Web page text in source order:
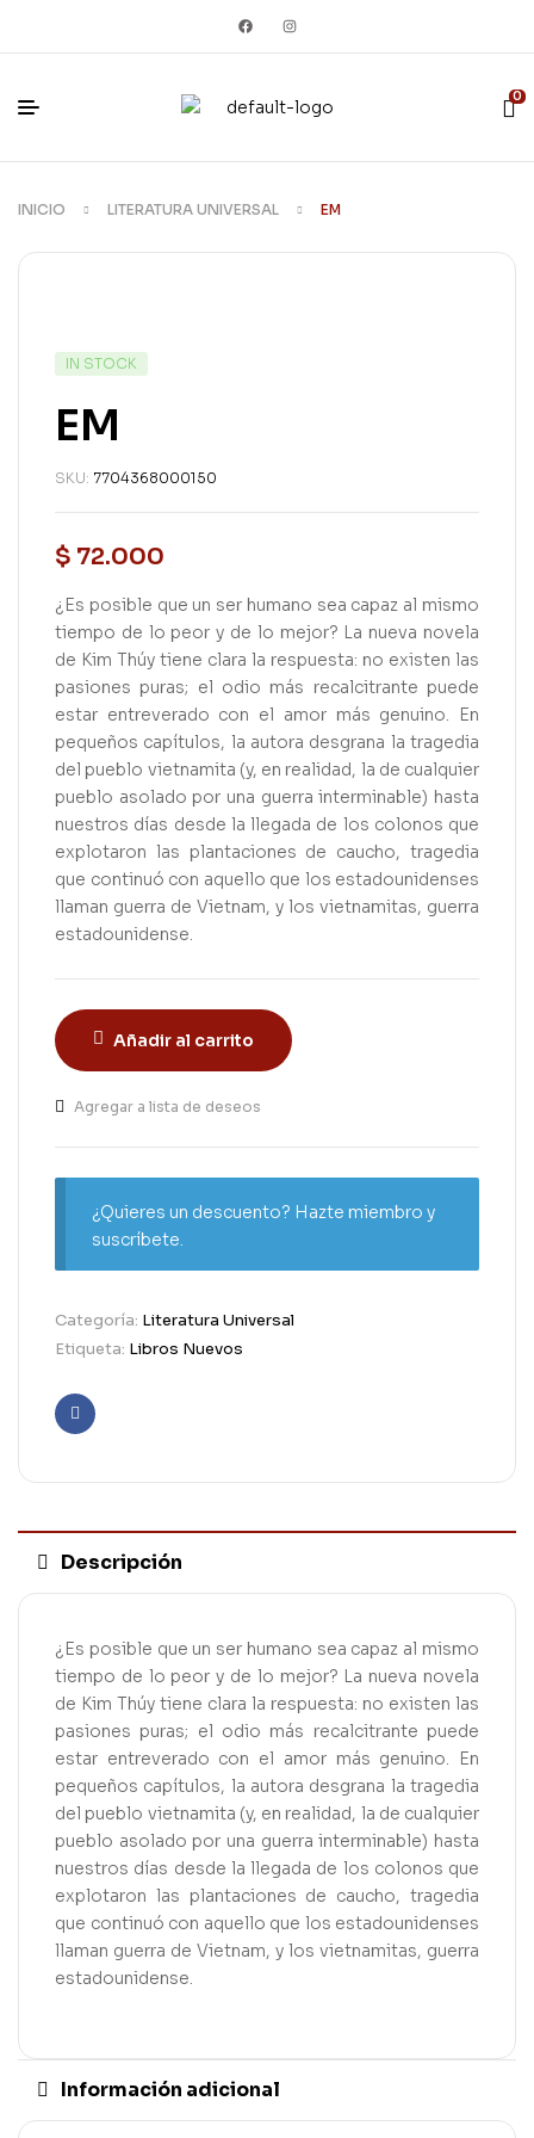
0
INICIO LITERATURA UNIVERSAL EM
IN STOCK
EM
SKU: 7704368000150
$ 72.000
¿Es posible que un ser humano sea capaz al mismo
tiempo de lo peor y de lo mejor? La nueva novela
de Kim Thúy tiene clara la respuesta: no existen las
pasiones puras; el odio más recalcitrante puede
estar entreverado con el amor más genuino. En
pequeños capítulos, la autora desgrana la tragedia
del pueblo vietnamita (y, en realidad, la de cualquier
pueblo asolado por una guerra interminable) hasta
nuestros días desde la llegada de los colonos que
explotaron las plantaciones de caucho, tragedia
que continuó con aquello que los estadounidenses
llaman guerra de Vietnam, y los vietnamitas, guerra
estadounidense.
Añadir al carrito
Agregar a lista de deseos
¿Quieres un descuento? Hazte miembro y
suscríbete.
Categoría: Literatura Universal
Etiqueta: Libros Nuevos
Facebook
Descripción
¿Es posible que un ser humano sea capaz al mismo
tiempo de lo peor y de lo mejor? La nueva novela
de Kim Thúy tiene clara la respuesta: no existen las
pasiones puras; el odio más recalcitrante puede
estar entreverado con el amor más genuino. En
pequeños capítulos, la autora desgrana la tragedia
del pueblo vietnamita (y, en realidad, la de cualquier
pueblo asolado por una guerra interminable) hasta
nuestros días desde la llegada de los colonos que
explotaron las plantaciones de caucho, tragedia
que continuó con aquello que los estadounidenses
llaman guerra de Vietnam, y los vietnamitas, guerra
estadounidense.
Información adicional